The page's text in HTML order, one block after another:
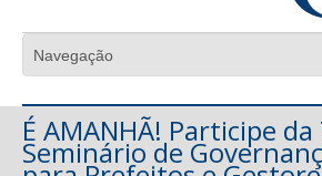
É AMANHÃ! Participe da
Seminário de